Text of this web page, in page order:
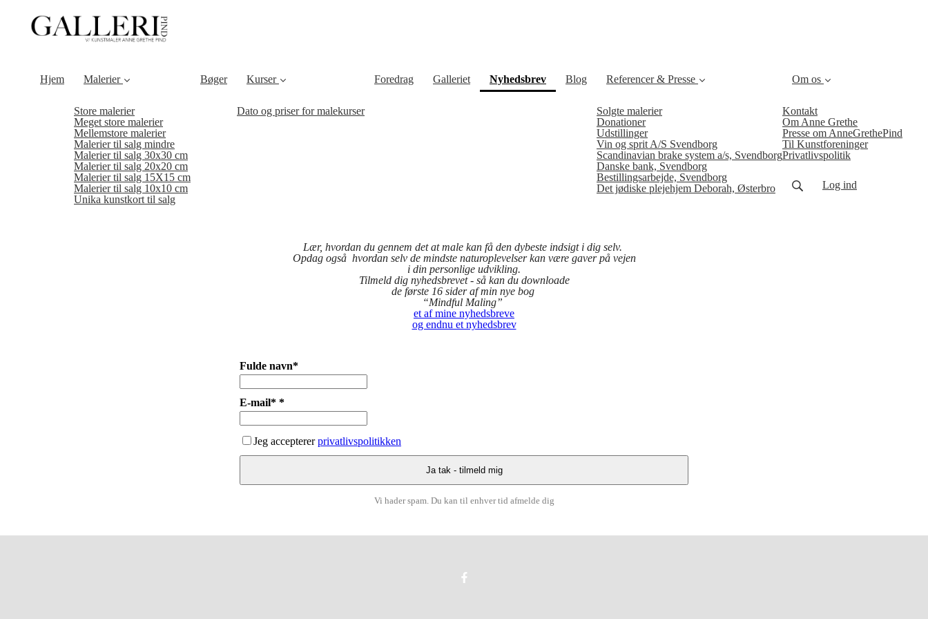
Hjem Malerier
Store malerier
Meget store malerier
Mellemstore malerier
Malerier til salg mindre
Malerier til salg 30x30 cm
Malerier til salg 20x20 cm
Malerier til salg 15X15 cm
Malerier til salg 10x10 cm
Unika kunstkort til salg
Bøger Kurser
Dato og priser for malekurser
Foredrag Galleriet Nyhedsbrev(current)
Blog Referencer & Presse
Solgte malerier
Donationer
Udstillinger
Vin og sprit A/S Svendborg
Scandinavian brake system a/s, Svendborg
Danske bank, Svendborg
Bestillingsarbejde, Svendborg
Det jødiske plejehjem Deborah, Østerbro
Om os
Kontakt
Om Anne Grethe
Presse om AnneGrethePind
Til Kunstforeninger
Privatlivspolitik
Log ind
Lær, hvordan du gennem det at male kan få den dybeste indsigt i dig selv.
Opdag også hvordan selv de mindste naturoplevelser kan være gaver på vejen
i din personlige udvikling.
Tilmeld dig nyhedsbrevet - så kan du downloade
de første 16 sider af min nye bog
“Mindful Maling”
et af mine nyhedsbreve
og endnu et nyhedsbrev
Fulde navn*
E-mail* *
Jeg acceptererprivatlivspolitikken
Vi hader spam. Du kan til enhver tid afmelde dig